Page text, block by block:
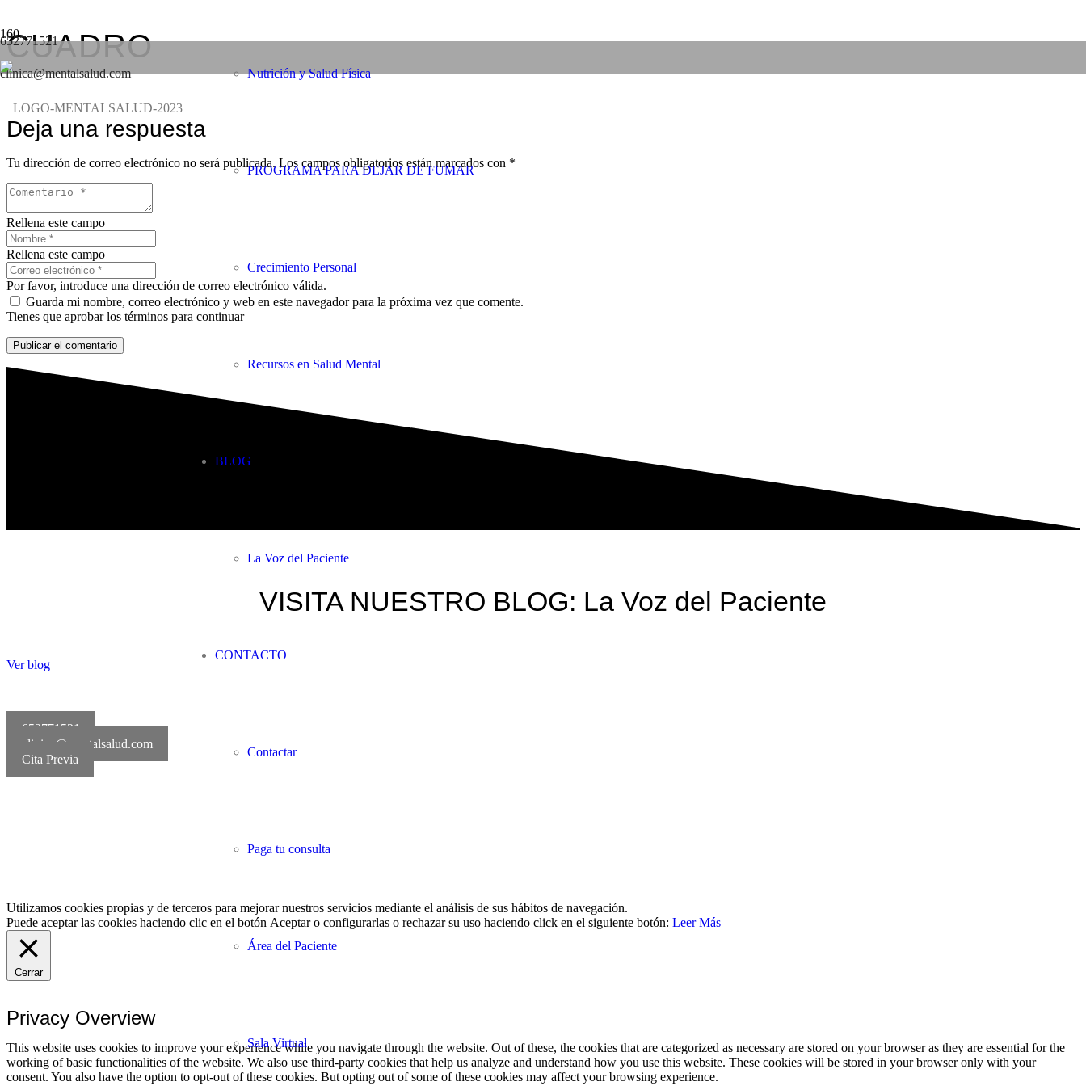
652771521
clinica@mentalsalud.com Nutrición y Salud Física
PROGRAMA PARA DEJAR DE FUMAR
Crecimiento Personal
Recursos en Salud Mental
BLOG
La Voz del Paciente
CONTACTO
Contactar
Paga tu consulta
Área del Paciente
Sala Virtual
CUADRO
Deja una respuesta
Tu dirección de correo electrónico no será publicada. Los campos obligatorios están marcados con *
Rellena este campo
Rellena este campo
Por favor, introduce una dirección de correo electrónico válida.
Guarda mi nombre, correo electrónico y web en este navegador para la próxima vez que comente.
Tienes que aprobar los términos para continuar
Publicar el comentario
VISITA NUESTRO BLOG: La Voz del Paciente
Ver blog
652771521
clinica@mentalsalud.com
Cita Previa
Utilizamos cookies propias y de terceros para mejorar nuestros servicios mediante el análisis de sus hábitos de navegación.
Puede aceptar las cookies haciendo clic en el botón Aceptaro configurarlas o rechazar su uso haciendo click en el siguiente botón: Leer Más
Cerrar
Privacy Overview
This website uses cookies to improve your experience while you navigate through the website. Out of these, the cookies that are categorized as necessary are stored on your browser as they are essential for the
working of basic functionalities of the website. We also use third-party cookies that help us analyze and understand how you use this website. These cookies will be stored in your browser only with your
consent. You also have the option to opt-out of these cookies. But opting out of some of these cookies may affect your browsing experience.